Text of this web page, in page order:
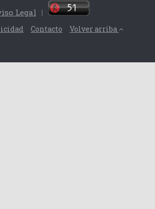
Legal
|
Contacto Volver arriba